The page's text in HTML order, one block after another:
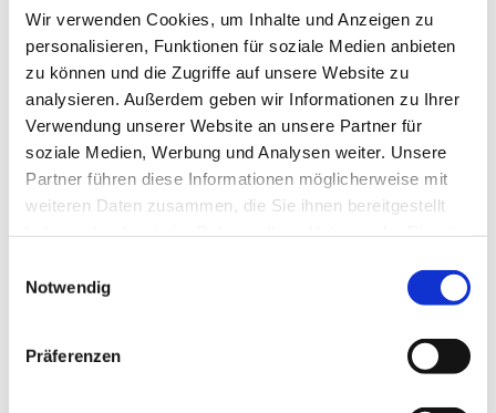
Wir verwenden Cookies, um Inhalte und Anzeigen zu
personalisieren, Funktionen für soziale Medien anbieten
zu können und die Zugriffe auf unsere Website zu
analysieren. Außerdem geben wir Informationen zu Ihrer
Verwendung unserer Website an unsere Partner für
soziale Medien, Werbung und Analysen weiter. Unsere
Partner führen diese Informationen möglicherweise mit
weiteren Daten zusammen, die Sie ihnen bereitgestellt
Notwendig
Präferenzen